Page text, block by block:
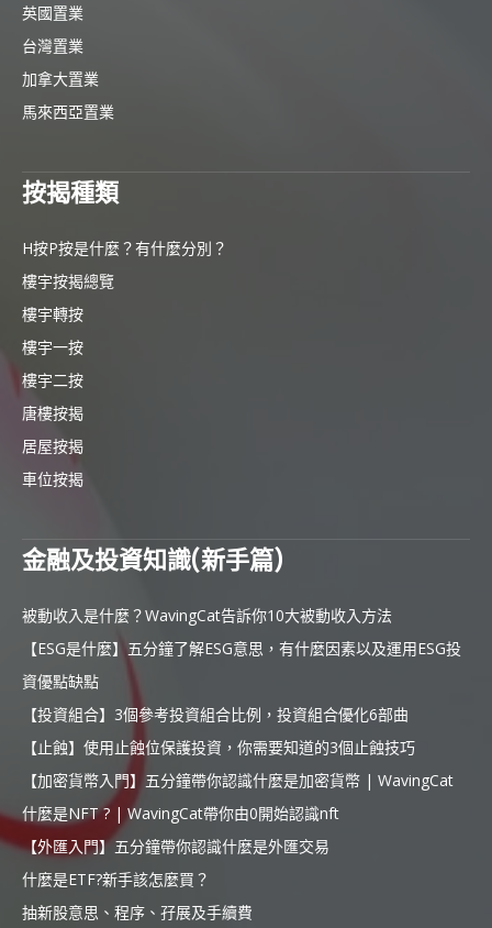
英國置業
台灣置業
加拿大置業
馬來西亞置業
按揭種類
H按P按是什麼？有什麼分別？
樓宇按揭總覽
樓宇轉按
樓宇一按
樓宇二按
唐樓按揭
居屋按揭
車位按揭
金融及投資知識(新手篇)
被動收入是什麼？WavingCat告訴你10大被動收入方法
【ESG是什麼】五分鐘了解ESG意思，有什麼因素以及運用ESG投
資優點缺點
【投資組合】3個參考投資組合比例，投資組合優化6部曲
【止蝕】使用止蝕位保護投資，你需要知道的3個止蝕技巧
【加密貨幣入門】五分鐘帶你認識什麼是加密貨幣 | WavingCat
什麼是NFT ? | WavingCat帶你由0開始認識nft
【外匯入門】五分鐘帶你認識什麼是外匯交易
什麼是ETF?新手該怎麼買？
抽新股意思、程序、孖展及手續費